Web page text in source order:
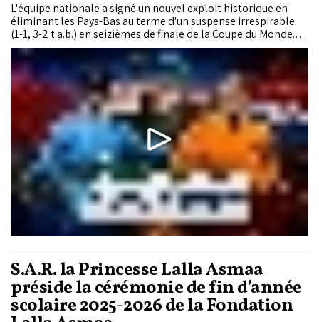
L'équipe nationale a signé un nouvel exploit historique en
éliminant les Pays-Bas au terme d'un suspense irrespirable
(1-1, 3-2 t.a.b.) en seizièmes de finale de la Coupe du Monde.
Menés au score dans la nuit de Monterrey, au Mexique, après
une réalisation pleine de sang-froid de Cody Gakpo à la 72e
minute, les Lions de l'Atlas ont puisé dans leurs dernières
ressources pour arracher l'égalisation au début du temps
additionnel grâce à une tête rageuse d'Issa Diop. Lors de
l'inévitable séance des tirs au but, Yassine Bounou a une
nouvelle fois revêtu son costume de héros en repoussant la
tentative de Crysencio Summerville, avant qu'Ismael Saibari
n'envoie définitivement le Maroc en huitièmes de finale, où il
retrouvera le Canada à...
S.A.R. la Princesse Lalla Asmaa
préside la cérémonie de fin d’année
scolaire 2025-2026 de la Fondation